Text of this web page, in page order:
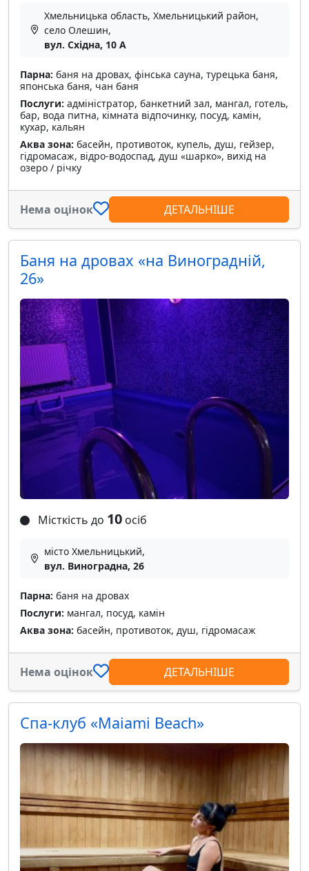
Хмельницька область, Хмельницький район,
село Олешин,
вул. Східна, 10 А
Парна: баня на дровах, фінська сауна, турецька баня,
японська баня, чан баня
Послуги: адміністратор, банкетний зал, мангал, готель,
бар, вода питна, кімната відпочинку, посуд, камін,
кухар, кальян
Аква зона: басейн, противоток, купель, душ, гейзер,
гідромасаж, відро-водоспад, душ «шарко», вихід на
озеро / річку
Нема оцінок ДЕТАЛЬНІШЕ
Баня на дровах «на Виноградній,
26»
Місткість до 10 осіб
місто Хмельницький,
вул. Виноградна, 26
Парна: баня на дровах
Послуги: мангал, посуд, камін
Аква зона: басейн, противоток, душ, гідромасаж
Нема оцінок ДЕТАЛЬНІШЕ
Спа-клуб «Maiami Beach»